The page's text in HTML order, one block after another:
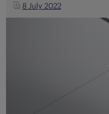
8 July 2022